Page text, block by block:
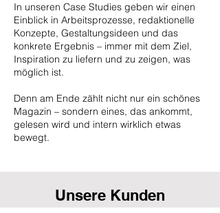
In unseren Case Studies geben wir einen
Einblick in Arbeitsprozesse, redaktionelle
Konzepte, Gestaltungsideen und das
konkrete Ergebnis – immer mit dem Ziel,
Inspiration zu liefern und zu zeigen, was
möglich ist.
Denn am Ende zählt nicht nur ein schönes
Magazin – sondern eines, das ankommt,
gelesen wird und intern wirklich etwas
bewegt.
Unsere Kunden